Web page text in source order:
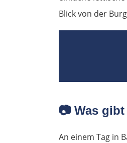
Blick von der
📷Was gibt
An einem Tag in